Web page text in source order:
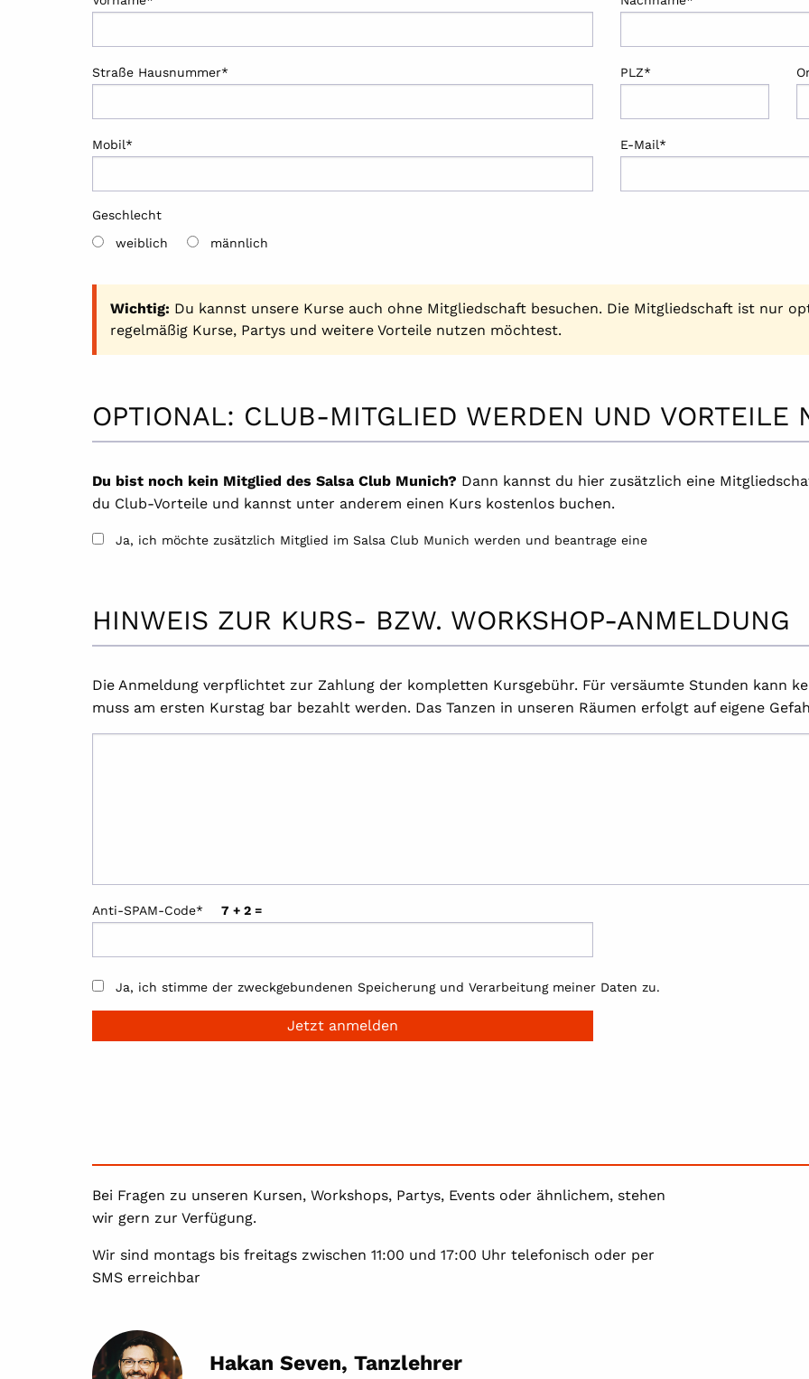
Straße Hausnummer* PLZ*
Mobil* E-Mail*
Geschlecht
weiblich
männlich
Wichtig: Du kannst unsere Kurse auch ohne Mitgliedschaft besuchen. Die Mitgliedschaft ist nur
regelmäßig Kurse, Partys und weitere Vorteile nutzen möchtest.
OPTIONAL: CLUB-MITGLIED WERDEN UND VORTEILE
Du bist noch kein Mitglied des Salsa Club Munich? Dann kannst du hier zusätzlich eine
du Club-Vorteile und kannst unter anderem einen Kurs kostenlos buchen.
Ja, ich möchte zusätzlich Mitglied im Salsa Club Munich werden und beantrage eine
HINWEIS ZUR KURS- BZW. WORKSHOP-ANMELDUNG
Die Anmeldung verpflichtet zur Zahlung der kompletten Kursgebühr. Für versäumte Stunden kann
muss am ersten Kurstag bar bezahlt werden. Das Tanzen in unseren Räumen erfolgt auf eigene
Anti-SPAM-Code* 7 + 2 =
Ja, ich stimme der zweckgebundenen Speicherung und Verarbeitung meiner Daten zu.
Jetzt anmelden
Bei Fragen zu unseren Kursen, Workshops, Partys, Events oder ähnlichem, stehen
wir gern zur Verfügung.
Wir sind montags bis freitags zwischen 11:00 und 17:00 Uhr telefonisch oder per
SMS erreichbar
Hakan Seven, Tanzlehrer